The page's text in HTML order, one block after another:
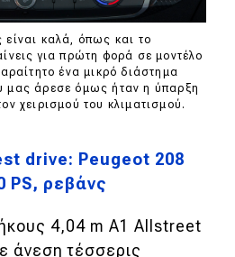
καλά, όπως και το
για πρώτη φορά σε μοντέλο
ένα μικρό διάστημα
μας άρεσε όμως ήταν η ύπαρξη
χειρισμού του κλιματισμού.
drive: Peugeot 208
PS, ρεβάνς
4,04 m A1 Allstreet
άνεση τέσσερις